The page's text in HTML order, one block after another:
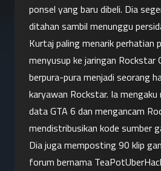
ponsel yang baru dibeli. Dia
ditahan sambil menunggu
Kurtaj paling menarik perhatian
menyusup ke jaringan Rockstar
berpura-pura menjadi seorang
karyawan Rockstar. Ia mengaku
data GTA 6 dan mengancam
mendistribusikan kode sumber
Dia juga memposting 90 klip
forum bernama